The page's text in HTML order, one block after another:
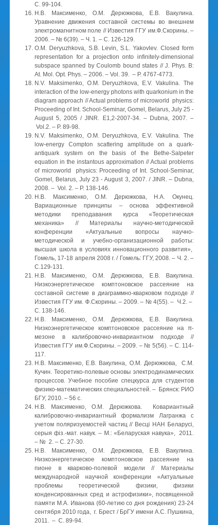
С. 99-104.
Н.В. Максименко, О.М. Дерюжкова, Е.В. Вакулина.
Уравнение движения составной системы во внешнем
электромагнитном поле // Известия ГГУ им.Ф.Скорины. –
2006. – № 6(39). – Ч. 1. – С. 126-129.
O.M. Deryuzhkova, S.B. Levin, S.L. Yakovlev. Closed form
representation for a projection onto infinitely-dimensional
subspace spanned by Coulomb bound states // J. Phys. B:
At. Mol. Opt. Phys. – 2006. – Vol. 39. – P. 4767-4773.
N.V. Maksimenko, O.M. Deryuzhkova, E.V. Vakulina. The
interaction of the low-energy photons with quarkonium in the
diagram approach // Actual problems of microworld physics:
Proceeding of Int. School-Seminar, Gomel, Belarus, July 25 -
August 5, 2005 / JINR. E1,2-2007-34. – Dubna, 2007. –
Vol.2. – P. 89-98.
N.V. Maksimenko, O.M. Deryuzhkova, E.V. Vakulina. The
low-energy Compton scattering amplitude on a quark-
antiquark system on the basis of the Bethe-Salpeter
equation in the instantous approximation // Actual problems
of microworld physics: Proceeding of Int. School-Seminar,
Gomel, Belarus, July 23 - August 3, 2007. / JINR. – Dubna,
2008. – Vol. 2. – P. 138-146.
Н.В. Максименко, О.М. Дерюжкова, Н.А. Окунец.
Вариационные принципы – основа эффективной
методики преподавания курса «Теоретическая
механика» // Материалы научно-методической
конференции «Актуальные вопросы научно-
методической и учебно-организационной работы:
высшая школа в условиях инновационного развития»,
Гомель, 17-18 апреля 2008 г. / Гомель: ГГУ, 2008. – Ч. 2. –
С.129-131.
Н.В. Максименко, О.М. Дерюжкова, Е.В. Вакулина.
Низкоэнергетическое комптоновское рассеяние на
составной системе в диаграммно-кварковом подходе //
Известия ГГУ им. Ф.Скорины. – 2009. – № 4(55). – Ч.2. –
С. 138-146.
Н.В. Максименко, О.М. Дерюжкова, Е.В. Вакулина.
Низкоэнергетическое комптоновское рассеяние на π-
мезоне в калибровочно-инвариантном подходе //
Известия ГГУ им.Ф.Скорины. – 2009. – № 5(56). – С. 114-
117.
Н.В. Максименко, Е.В. Вакулина, О.М. Дерюжкова, С.М.
Кучин. Теоретико-полевые основы электродинамических
процессов. Учебное пособие спецкурса для студентов
физико-математических специальностей. – Брянск: РИО
БГУ, 2010. – 56 с.
Н.В. Максименко, О.М. Дерюжкова. Ковариантный
калибровочно-инвариантный формализм Лагранжа с
учетом поляризуемостей частиц // Весцi НАН Беларусi,
серыя фiз.-мат. навук. – М.: «Беларуская навука», 2011.
– № 2. – С. 27-30.
Н.В. Максименко, О.М. Дерюжкова, Е.В. Вакулина.
Низкоэнергетическое комптоновское рассеяние на
пионе в кварково-полевой модели // Материалы
международной научной конференции «Актуальные
проблемы теоретической физики, физики
конденсированных сред и астрофизики», посвященной
памяти М.А. Иванова (60-летию со дня рождения) 23-24
сентября 2010 года, г. Брест / БрГУ имени А.С. Пушкина,
2011. – С. 89-94.